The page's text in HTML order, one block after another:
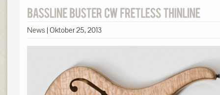
News | Oktober 25, 2013